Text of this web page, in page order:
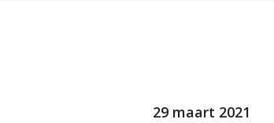
29 maart 2021